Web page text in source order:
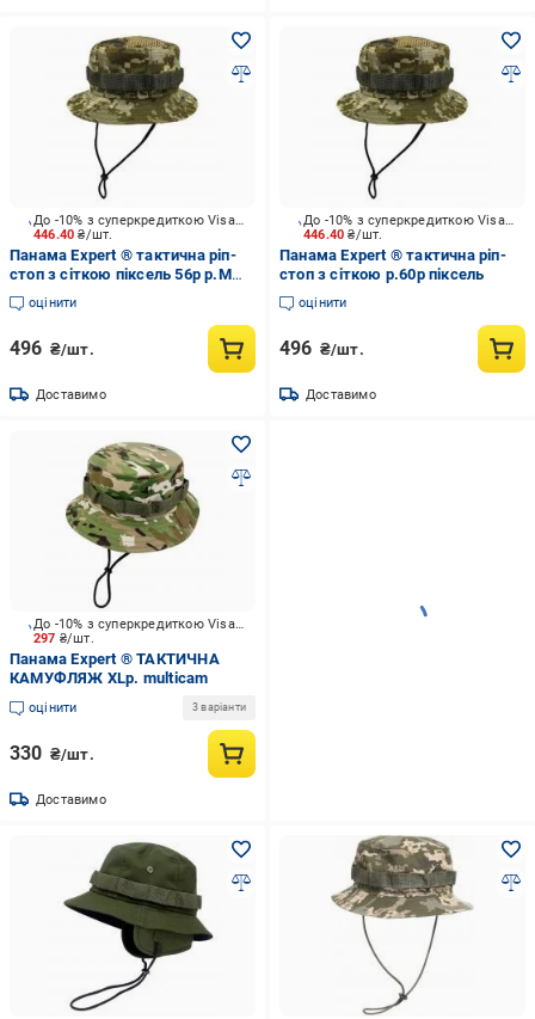
446.40₴/шт.
До -10% з суперкредиткою Visa Вигода
Панама Expert ® тактична ріп-
стоп з сіткою піксель 56р р.M
піксель
оцінити
496 ₴/шт.
Доставимо
446.40₴/шт.
До -10% з суперкредиткою Visa Вигода
Панама Expert ® тактична ріп-
стоп з сіткою р.60р піксель
оцінити
496 ₴/шт.
Доставимо
297 ₴/шт.
До -10% з суперкредиткою Visa Вигода
Панама Expert ® ТАКТИЧНА
КАМУФЛЯЖ XLр. multicam
оцінити 3 варіанти
330 ₴/шт.
Доставимо